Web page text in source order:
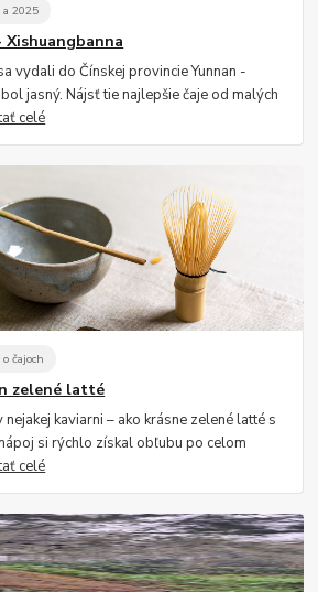
2025
Xishuangbanna
vydali do Čínskej provincie Yunnan -
jasný. Nájsť tie najlepšie čaje od malých
celé
čajoch
zelené latté
kaviarni – ako krásne zelené latté s
si rýchlo získal obľubu po celom
celé